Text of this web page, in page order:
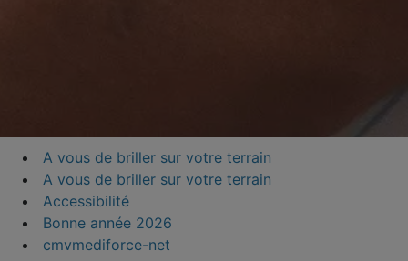
A vous de briller sur votre terrain
A vous de briller sur votre terrain
Accessibilité
Bonne année 2026
cmvmediforce-net